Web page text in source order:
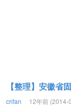
【整理】安徽省
crifan 12年前 (2014-